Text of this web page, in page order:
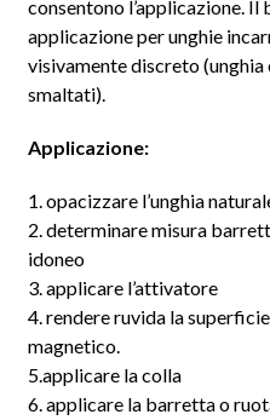
consentono l’applicazione. Il
applicazione per unghie
visivamente discreto (unghia
smaltati).
Applicazione:
1. opacizzare l’unghia
2. determinare misura
idoneo
3. applicare l’attivatore
4. rendere ruvida la
magnetico.
5.applicare la colla
6. applicare la barretta o